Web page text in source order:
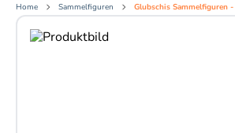
Home Sammelfiguren Glubschis Sammelfiguren
Aktuelles Bild: 1 von 3